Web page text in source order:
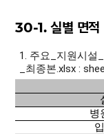
30-1. 실별 면적